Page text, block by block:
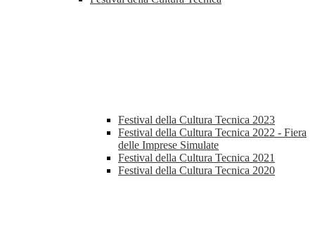
Festival della Cultura Tecnica 2023
Festival della Cultura Tecnica 2022 - Fiera
delle Imprese Simulate
Festival della Cultura Tecnica 2021
Festival della Cultura Tecnica 2020